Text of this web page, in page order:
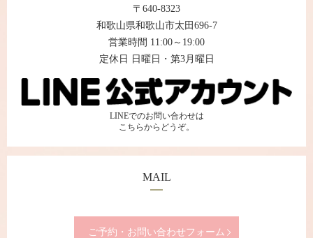
〒640-8323
和歌山県和歌山市太田696-7
営業時間 11:00～19:00
定休日 日曜日・第3月曜日
LINEでのお問い合わせは
こちらからどうぞ。
MAIL
ご予約・お問い合わせフォーム